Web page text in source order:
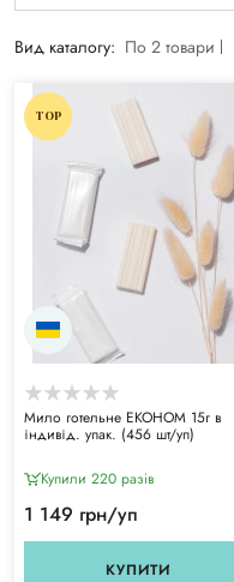
Вид каталогу: По 2 товари
TOP
Мило готельне ЕКОНОМ 15г в
індивід. упак. (456 шт/уп)
Купили 220 разiв
1 149 грн/уп
КУПИТИ